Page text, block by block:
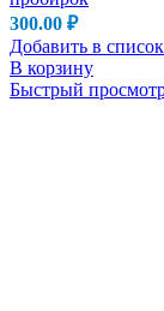
300.00 ₽
Добавить в
В корзину
Быстрый